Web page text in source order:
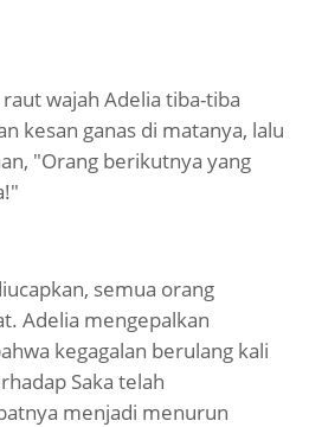
wajah Adelia tiba-tiba
kesan ganas di matanya, lalu
"Orang berikutnya yang
semua orang
Adelia mengepalkan
kegagalan berulang kali
Saka telah
menjadi menurun